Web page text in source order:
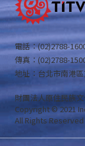
電話：(02)2788-
傳真：(02)2788-
地址：台北市南港
財團法人原住民族
Copyright © 2021
All Rights Reserved